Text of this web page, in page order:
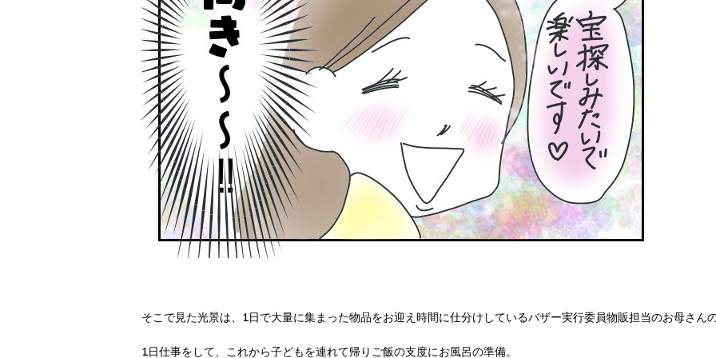
そこで見た光景は、 1日で大量に集まった物品をお迎え時間に仕分けしているバザー実行委員物販担当のお母さんの
1日仕事をして、これから子どもを連れて帰りご飯の支度にお風呂の準備。